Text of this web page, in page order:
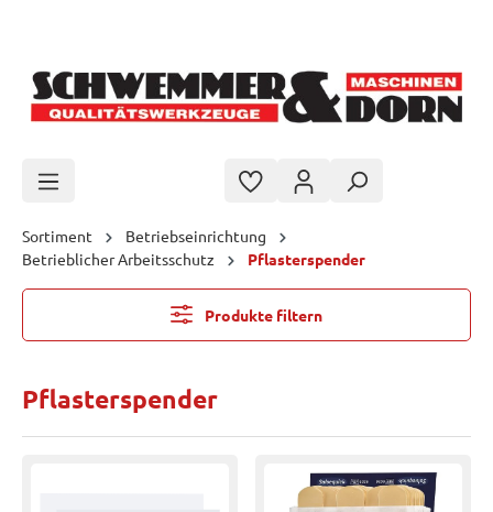
Sortiment
Betriebseinrichtung
Betrieblicher Arbeitsschutz
Pflasterspender
Produkte filtern
Pflasterspender